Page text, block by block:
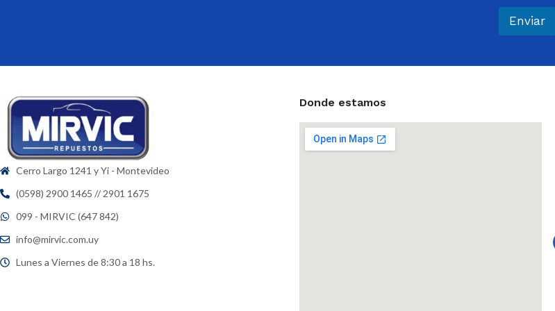
r
o
ó
Enviar
Cerro Largo 1241 y Yi - Montevideo
(0598) 2900 1465 // 2901 1675
099 - MIRVIC (647 842)
info@mirvic.com.uy
Lunes a Viernes de 8:30 a 18 hs.
Donde estamos